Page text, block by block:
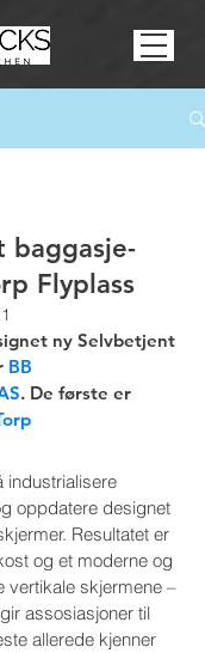
baggasje-
Flyplass
ny Selvbetjent
BB
. De første er
industrialisere
oppdatere designet
Resultatet er
og et moderne og
vertikale skjermene –
assosiasjoner til
allerede kjenner